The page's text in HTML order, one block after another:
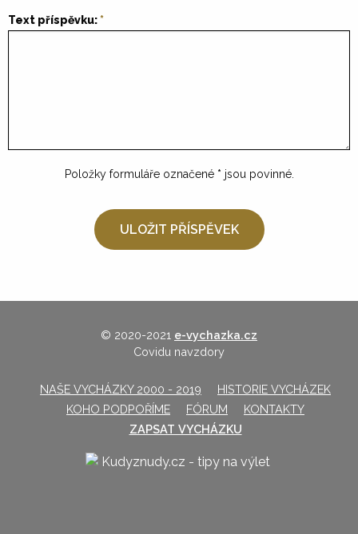
Text příspěvku:
Položky formuláře označené * jsou povinné.
© 2020-2021 e-vychazka.cz
Covidu navzdory
NAŠE VYCHÁZKY 2000 - 2019
HISTORIE VYCHÁZEK
KOHO PODPOŘÍME
FÓRUM
KONTAKTY
ZAPSAT VYCHÁZKU